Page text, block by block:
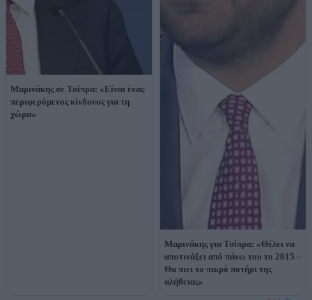
Μαρινάκης σε Τσίπρα: «Είναι ένας
περιφερόμενος κίνδυνος για τη
χώρα»
Μαρινάκης για Τσίπρα: «Θέλει να
αποτινάξει από πάνω του το 2015 -
Θα πιει το πικρό ποτήρι της
αλήθειας»